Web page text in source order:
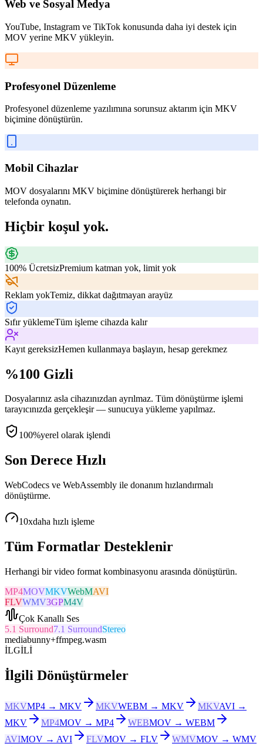
Web ve Sosyal Medya
YouTube, Instagram ve TikTok konusunda daha iyi destek için
MOV yerine MKV yükleyin.
Profesyonel Düzenleme
Profesyonel düzenleme yazılımına sorunsuz aktarım için MKV
biçimine dönüştürün.
Mobil Cihazlar
MOV dosyalarını MKV biçimine dönüştürerek herhangi bir
telefonda oynatın.
Hiçbir koşul yok.
100% ÜcretsizPremium katman yok, limit yok
Reklam yokTemiz, dikkat dağıtmayan arayüz
Sıfır yüklemeTüm işleme cihazda kalır
Kayıt gereksizHemen kullanmaya başlayın, hesap gerekmez
%100 Gizli
Dosyalarınız asla cihazınızdan ayrılmaz. Tüm dönüştürme işlemi
tarayıcınızda gerçekleşir — sunucuya yükleme yapılmaz.
100%yerel olarak işlendi
Son Derece Hızlı
WebCodecs ve WebAssembly ile donanım hızlandırmalı
dönüştürme.
10xdaha hızlı işleme
Tüm Formatlar Desteklenir
Herhangi bir video format kombinasyonu arasında dönüştürün.
MP4MOVMKVWebMAVI
FLVWMV3GPM4V
Çok Kanallı Ses
5.1 Surround7.1 SurroundStereo
mediabunny+ffmpeg.wasm
İLGİLİ
İlgili Dönüştürmeler
MKVMP4 → MKV MKVWEBM → MKV MKVAVI →
MKV
MP4MOV → MP4 WEBMOV → WEBM
AVIMOV → AVI FLVMOV → FLV WMVMOV → WMV